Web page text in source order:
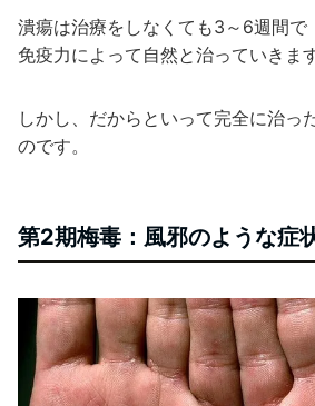
潰瘍は治療をしなくても3～6週間で
免疫力によって自然と治っていきます
しかし、だからといって完全に治っ
のです。
第2期梅毒：風邪のような症